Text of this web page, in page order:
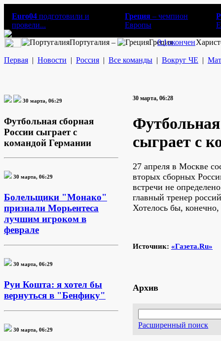
Euro04 подготовили и
провели...
Греция – чемпион
Европы
Португалия – Греция
0:1окончен
Первая | Новости | Россия | Все команды | Вокруг ЧЕ |
30 марта, 06:29
Футбольная сборная
России сыграет с
командой Германии
30 марта, 06:29
Болельщики "Монако"
признали Морьентеса
лучшим игроком в
феврале
30 марта, 06:29
Руи Кошта: я хотел бы
вернуться в "Бенфику"
30 марта, 06:29
30 марта, 06:28
сыграет с
27 апреля в Москве
вторых сборных
встречи не
главный тренер
Хотелось бы,
Источник: «Газета.Ru»
Архив
Расширенный поиск